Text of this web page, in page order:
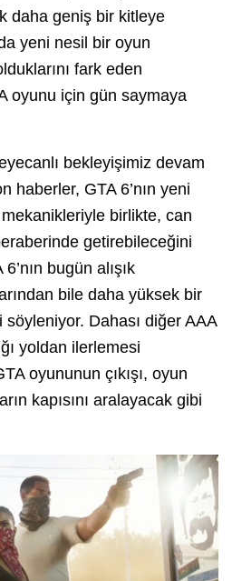
daha geniş bir kitleye
yeni nesil bir oyun
fark eden
oyunu için gün saymaya
bekleyişimiz devam
haberler, GTA 6’nın yeni
birlikte, can
getirebileceğini
bugün alışık
bile daha yüksek bir
Dahası diğer AAA
yoldan ilerlemesi
oyununun çıkışı, oyun
kapısını aralayacak gibi